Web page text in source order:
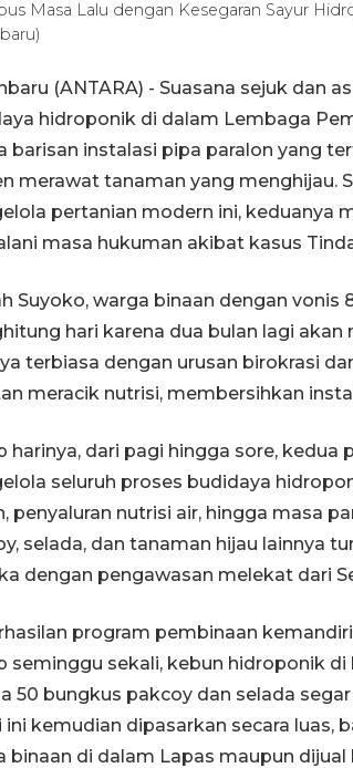
Masa Lalu dengan Kesegaran Sayur
(ANTARA) - Suasana sejuk dan
hidroponik di dalam Lembaga
barisan instalasi pipa paralon yang
merawat tanaman yang menghijau.
pertanian modern ini, keduanya
masa hukuman akibat kasus
Suyoko, warga binaan dengan vonis
hari karena dua bulan lagi
terbiasa dengan urusan birokrasi
meracik nutrisi, membersihkan
harinya, dari pagi hingga sore,
seluruh proses budidaya
penyaluran nutrisi air, hingga masa
selada, dan tanaman hijau lainnya
dengan pengawasan melekat dari
program pembinaan
seminggu sekali, kebun hidroponik
50 bungkus pakcoy dan selada
kemudian dipasarkan secara luas,
binaan di dalam Lapas maupun